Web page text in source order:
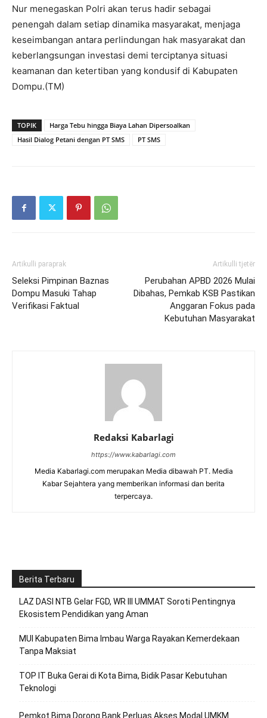
Nur menegaskan Polri akan terus hadir sebagai
penengah dalam setiap dinamika masyarakat, menjaga
keseimbangan antara perlindungan hak masyarakat dan
keberlangsungan investasi demi terciptanya situasi
keamanan dan ketertiban yang kondusif di Kabupaten
Dompu.(TM)
TOPIK
Harga Tebu hingga Biaya Lahan Dipersoalkan
Hasil Dialog Petani dengan PT SMS
PT SMS
Artikulli paraprak
Seleksi Pimpinan Baznas
Dompu Masuki Tahap
Verifikasi Faktual
Artikulli tjetër
Perubahan APBD 2026 Mulai
Dibahas, Pemkab KSB Pastikan
Anggaran Fokus pada
Kebutuhan Masyarakat
Redaksi Kabarlagi
https://www.kabarlagi.com
Media Kabarlagi.com merupakan Media dibawah PT. Media
Kabar Sejahtera yang memberikan informasi dan berita
terpercaya.
Berita Terbaru
LAZ DASI NTB Gelar FGD, WR III UMMAT Soroti Pentingnya
Ekosistem Pendidikan yang Aman
MUI Kabupaten Bima Imbau Warga Rayakan Kemerdekaan
Tanpa Maksiat
TOP IT Buka Gerai di Kota Bima, Bidik Pasar Kebutuhan
Teknologi
Pemkot Bima Dorong Bank Perluas Akses Modal UMKM